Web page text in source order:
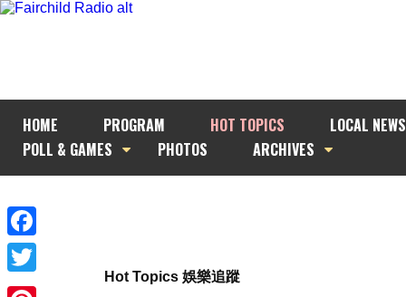
HOME PROGRAM HOT TOPICS
LOCAL NEWS
POLL & GAMES
PHOTOS ARCHIVES
Facebook
Twitter
Hot Topics 娛樂追蹤